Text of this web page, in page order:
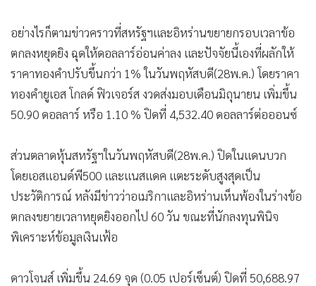
อย่างไรก็ตามข่าวคราวที่สหรัฐฯและอิหร่านขยายกรอบเวลาข้อ
ตกลงหยุดยิง ฉุดให้ดอลลาร์อ่อนค่าลง และปัจจัยนี้เองที่ผลักให้
ราคาทองคำปรับขึ้นกว่า 1% ในวันพฤหัสบดี(28พ.ค.) โดยราคา
ทองคำยูเอส โกลด์ ฟิวเจอร์ส งวดส่งมอบเดือนมิถุนายน เพิ่มขึ้น
50.90 ดอลลาร์ หรือ 1.10 % ปิดที่ 4,532.40 ดอลลาร์ต่อออนซ์
ส่วนตลาดหุ้นสหรัฐฯในวันพฤหัสบดี(28พ.ค.) ปิดในแดนบวก
โดยเอสแอนด์พี500 และแนสแดค แตะระดับสูงสุดเป็น
ประวัติการณ์ หลังมีข่าวว่าอเมริกาและอิหร่านเห็นพ้องในร่างข้อ
ตกลงขยายเวลาหยุดยิงออกไป 60 วัน ขณะที่นักลงทุนพินิจ
พิเคราะห์ข้อมูลเงินเฟ้อ
ดาวโจนส์ เพิ่มขึ้น 24.69 จุด (0.05 เปอร์เซ็นต์) ปิดที่ 50,688.97